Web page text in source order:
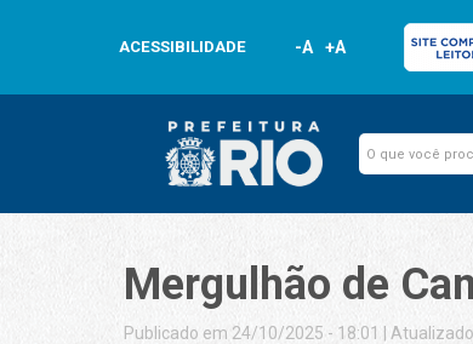
ACESSIBILIDADE -A +A
Mergulhão de
Publicado em 24/10/2025 - 18:01 Atualizado